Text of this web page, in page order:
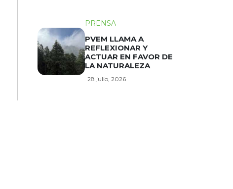
PRENSA
PVEM LLAMA A
REFLEXIONAR Y
ACTUAR EN FAVOR DE
LA NATURALEZA
28 julio, 2026